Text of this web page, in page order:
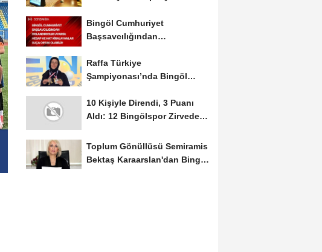
Bingöl Cumhuriyet
Başsavcılığından
Raffa Türkiye
Şampiyonası’nda Bingöl
10 Kişiyle Direndi, 3 Puanı
Aldı: 12 Bingölspor Zirvedeki
Toplum Gönüllüsü Semiramis
Bektaş Karaarslan'dan Bingöl